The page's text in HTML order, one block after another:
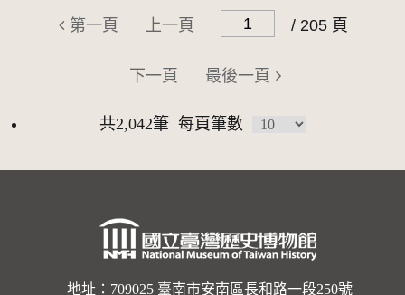
第一頁 上一頁 / 205 頁
下一頁 最後一頁
共2,042筆 每頁筆數
地址：709025 臺南市安南區長和路一段250號